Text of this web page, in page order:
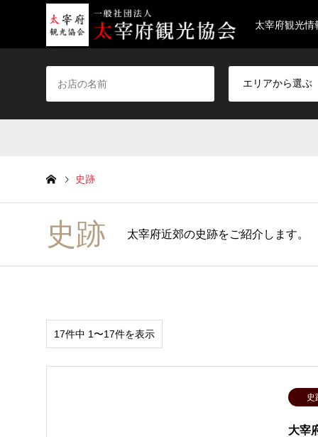
太宰府観光情
史跡
史跡 太宰府近郊の史跡をご紹介します。
17件中 1〜17件を表示
史
大宰